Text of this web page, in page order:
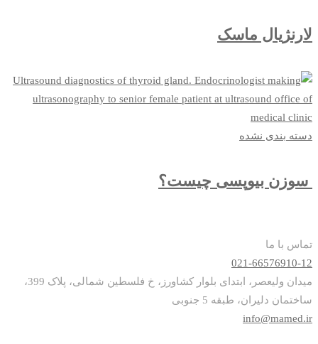
لارنژیال ماسک
دسته بندی نشده
سوزن بیوپسی چیست؟
تماس با ما
021-66576910-12
میدان ولیعصر، ابتدای بلوار کشاورز، خ فلسطین شمالی، پلاک 399،
ساختمان دلیران، طبقه 5 جنوبی
info@mamed.ir